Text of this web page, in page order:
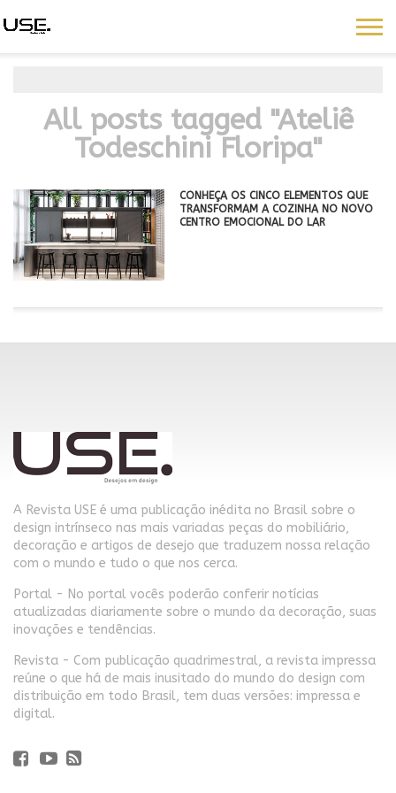
All posts tagged "Ateliê
Todeschini Floripa"
CONHEÇA OS CINCO ELEMENTOS QUE
TRANSFORMAM A COZINHA NO NOVO
CENTRO EMOCIONAL DO LAR
A Revista USE é uma publicação inédita no Brasil sobre o
design intrínseco nas mais variadas peças do mobiliário,
decoração e artigos de desejo que traduzem nossa relação
com o mundo e tudo o que nos cerca.
Portal - No portal vocês poderão conferir notícias
atualizadas diariamente sobre o mundo da decoração, suas
inovações e tendências.
Revista - Com publicação quadrimestral, a revista impressa
reúne o que há de mais inusitado do mundo do design com
distribuição em todo Brasil, tem duas versões: impressa e
digital.